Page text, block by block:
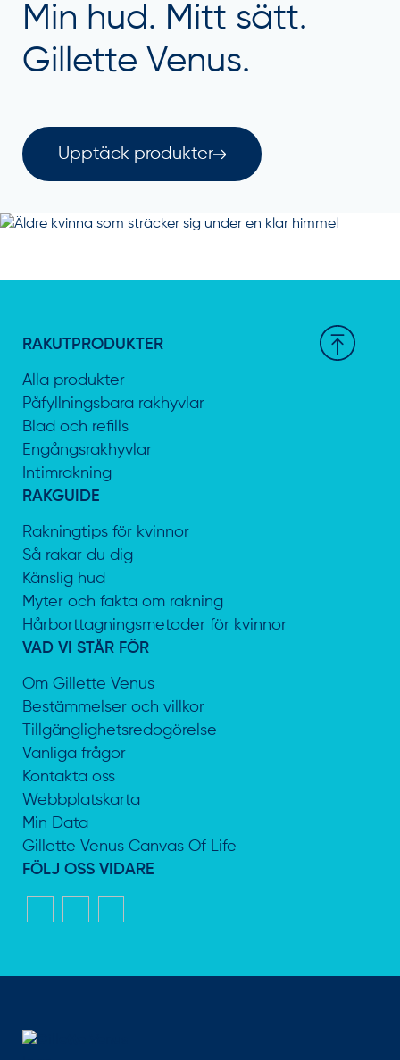
Min hud. Mitt sätt.
Gillette Venus.
Upptäck produkter
RAKUTPRODUKTER
Alla produkter
Påfyllningsbara rakhyvlar
Blad och refills
Engångsrakhyvlar
Intimrakning
RAKGUIDE
Rakningtips för kvinnor
Så rakar du dig
Känslig hud
Myter och fakta om rakning
Hårborttagningsmetoder för kvinnor
VAD VI STÅR FÖR
Om Gillette Venus
Bestämmelser och villkor
Tillgänglighetsredogörelse
Vanliga frågor
Kontakta oss
Webbplatskarta
Min Data
Gillette Venus Canvas Of Life
FÖLJ OSS VIDARE